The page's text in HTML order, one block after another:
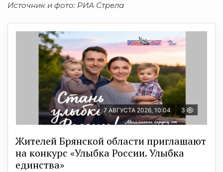
Источник и фото: РИА Стрела
7 АВГУСТА 2026, 10:04 3
Жителей Брянской области приглашают
на конкурс «Улыбка России. Улыбка
единства»